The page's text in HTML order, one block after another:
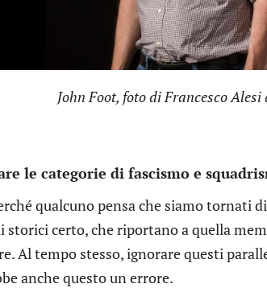
John Foot, foto di Francesco Alesi
le categorie di fascismo e
qualcuno pensa che siamo tornati
certo, che riportano a quella
Al tempo stesso, ignorare questi
anche questo un errore.